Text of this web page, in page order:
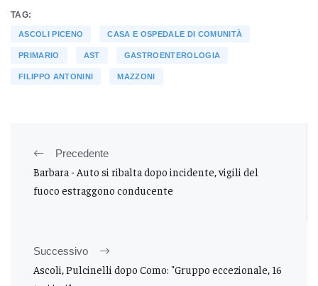
TAG:
ASCOLI PICENO CASA E OSPEDALE DI COMUNITÀ
PRIMARIO AST GASTROENTEROLOGIA
FILIPPO ANTONINI MAZZONI
Precedente
Barbara - Auto si ribalta dopo incidente, vigili del
fuoco estraggono conducente
Successivo
Ascoli, Pulcinelli dopo Como: "Gruppo eccezionale, 16